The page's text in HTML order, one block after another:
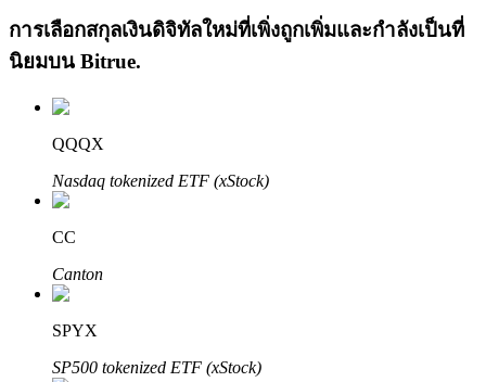
คว้าผลกำไรระยะยาวและผลประโยชน์ที่ยืดหยุ่น
เรียนรู้เกี่ยวกับการสร้างรายได้แบบพาสซีฟ
การเลือกสกุลเงินดิจิทัลใหม่ที่เพิ่งถูกเพิ่มและกำลังเป็นที่
นิยมบน Bitrue.
QQQX
Nasdaq tokenized ETF (xStock)
CC
Canton
SPYX
SP500 tokenized ETF (xStock)